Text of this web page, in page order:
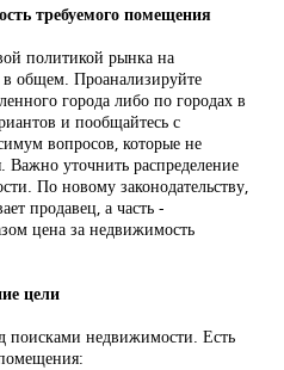
требуемого помещения
политикой рынка на
общем. Проанализируйте
города либо по городах в
и пообщайтесь с
вопросов, которые не
Важно уточнить распределение
По новому законодательству,
продавец, а часть -
цена за недвижимость
цели
поисками недвижимости. Есть